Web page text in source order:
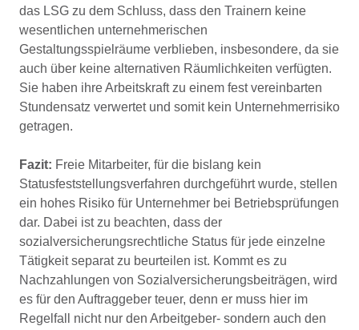
das LSG zu dem Schluss, dass den Trainern keine
wesentlichen unternehmerischen
Gestaltungsspielräume verblieben, insbesondere, da sie
auch über keine alternativen Räumlichkeiten verfügten.
Sie haben ihre Arbeitskraft zu einem fest vereinbarten
Stundensatz verwertet und somit kein Unternehmerrisiko
getragen.
Fazit: Freie Mitarbeiter, für die bislang kein
Statusfeststellungsverfahren durchgeführt wurde, stellen
ein hohes Risiko für Unternehmer bei Betriebsprüfungen
dar. Dabei ist zu beachten, dass der
sozialversicherungsrechtliche Status für jede einzelne
Tätigkeit separat zu beurteilen ist. Kommt es zu
Nachzahlungen von Sozialversicherungsbeiträgen, wird
es für den Auftraggeber teuer, denn er muss hier im
Regelfall nicht nur den Arbeitgeber- sondern auch den